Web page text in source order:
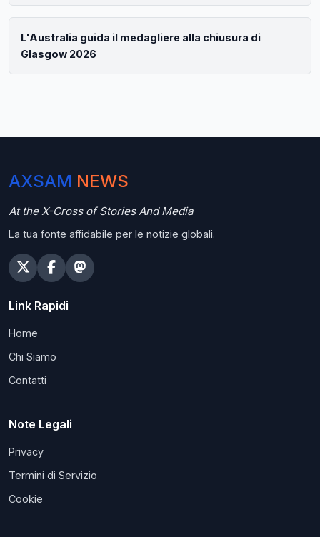
L'Australia guida il medagliere alla chiusura di
Glasgow 2026
AXSAM NEWS
At the X-Cross of Stories And Media
La tua fonte affidabile per le notizie globali.
Link Rapidi
Home
Chi Siamo
Contatti
Note Legali
Privacy
Termini di Servizio
Cookie